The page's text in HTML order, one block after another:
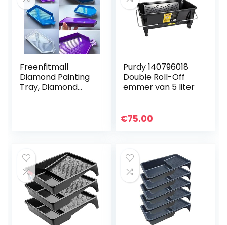
Freenfitmall
Diamond Painting
Tray, Diamond
Containers,
Diamond Painting
Tools Kits voor
Craft Arts. (3 stuks,
groen)
Purdy 140796018
Double Roll-Off
emmer van 5 liter
€75.00